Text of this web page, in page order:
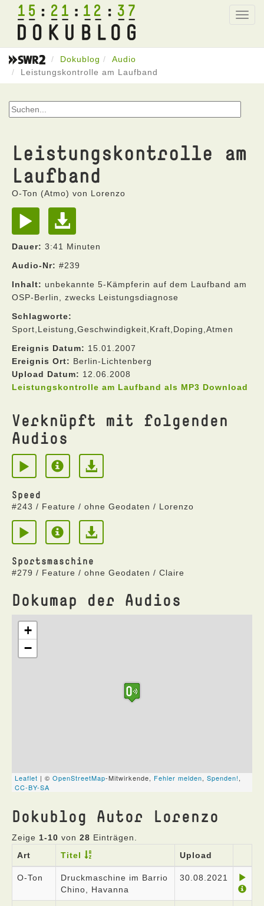
15 21 12 37
Dokublog
Audio
Leistungskontrolle am Laufband
Leistungskontrolle am
Laufband
O-Ton (Atmo) von Lorenzo
Dauer: 3:41 Minuten
Audio-Nr: #239
Inhalt: unbekannte 5-Kämpferin auf dem Laufband am
OSP-Berlin, zwecks Leistungsdiagnose
Schlagworte:
Sport,Leistung,Geschwindigkeit,Kraft,Doping,Atmen
Ereignis Datum: 15.01.2007
Ereignis Ort: Berlin-Lichtenberg
Upload Datum: 12.06.2008
Leistungskontrolle am Laufband als MP3 Download
Verknüpft mit folgenden
Audios
Speed
#243 / Feature / ohne Geodaten / Lorenzo
Sportsmaschine
#279 / Feature / ohne Geodaten / Claire
Dokumap der Audios
Dokublog Autor Lorenzo
Zeige 1-10 von 28 Einträgen.
Art
Titel Upload
O-Ton
Druckmaschine im Barrio
Chino, Havanna
30.08.2021